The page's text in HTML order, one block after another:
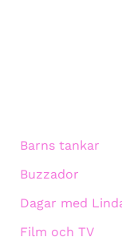
Barns tankar
Buzzador
Dagar med
Film och TV